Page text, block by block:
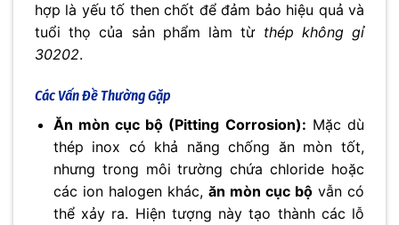
hợp là yếu tố then chốt để đảm bảo hiệu quả và
tuổi thọ của sản phẩm làm từ thép không gỉ
30202.
Các Vấn Đề Thường Gặp
Ăn mòn cục bộ (Pitting Corrosion): Mặc dù
thép inox có khả năng chống ăn mòn tốt,
nhưng trong môi trường chứa chloride hoặc
các ion halogen khác, ăn mòn cục bộvẫn có
thể xảy ra. Hiện tượng này tạo thành các lỗ